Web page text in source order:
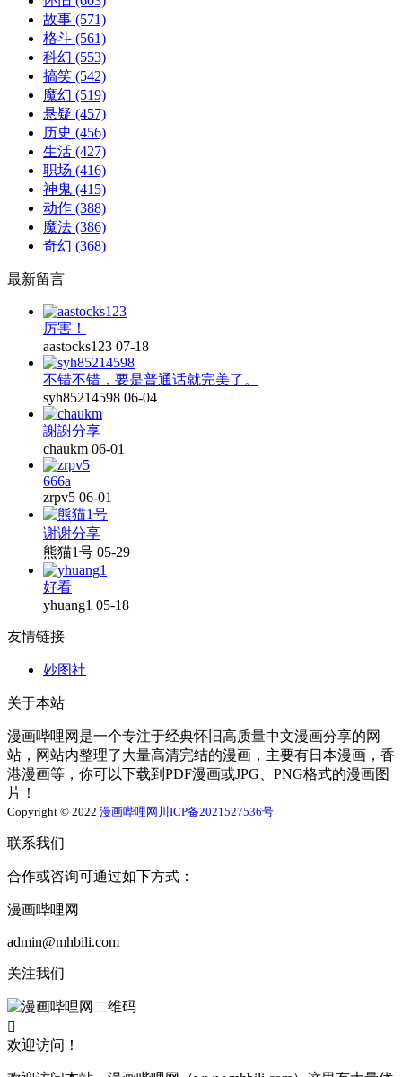
故事 (571)
格斗 (561)
科幻 (553)
搞笑 (542)
魔幻 (519)
悬疑 (457)
历史 (456)
生活 (427)
职场 (416)
神鬼 (415)
动作 (388)
魔法 (386)
奇幻 (368)
最新留言
厉害！
aastocks123 07-18
不错不错，要是普通话就完美了。
syh85214598 06-04
謝謝分享
chaukm 06-01
666a
zrpv5 06-01
谢谢分享
熊猫1号 05-29
好看
yhuang1 05-18
友情链接
妙图社
关于本站
漫画哔哩网是一个专注于经典怀旧高质量中文漫画分享的网
站，网站内整理了大量高清完结的漫画，主要有日本漫画，香
港漫画等，你可以下载到PDF漫画或JPG、PNG格式的漫画图
片！
Copyright © 2022 漫画哔哩网 川ICP备2021527536号
联系我们
合作或咨询可通过如下方式：
漫画哔哩网
admin@mhbili.com
关注我们

欢迎访问！